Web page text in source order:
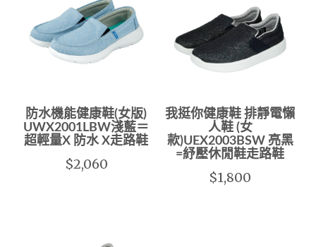
防水機能健康鞋(女版)
UWX2001LBW淺藍＝
超輕量X 防水 X走路鞋
$2,060
我挺你健康鞋 排靜電懶
人鞋 (女
款)UEX2003BSW 亮黑
=紓壓休閒鞋走路鞋
$1,800